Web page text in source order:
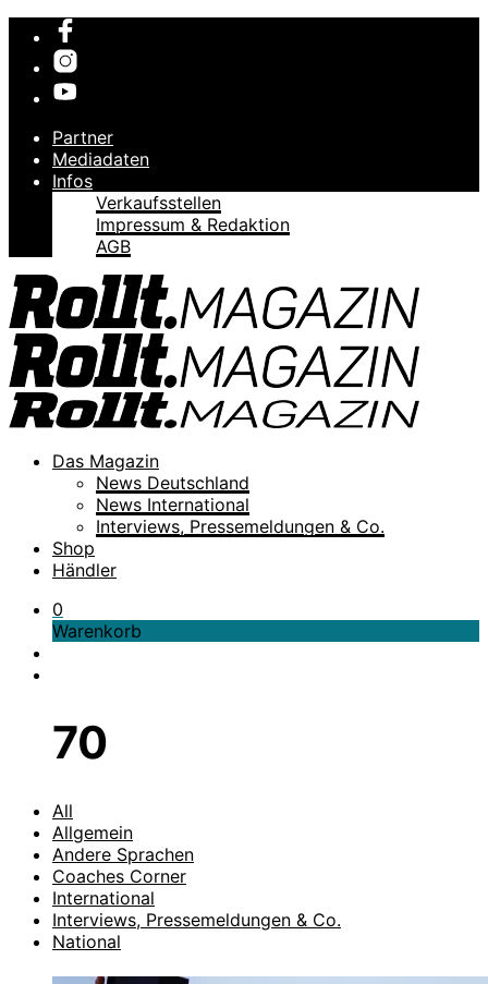
Partner
Mediadaten
Infos
Verkaufsstellen
Impressum & Redaktion
AGB
Das Magazin
News Deutschland
News International
Interviews, Pressemeldungen & Co.
Shop
Händler
0
Warenkorb
70
All
Allgemein
Andere Sprachen
Coaches Corner
International
Interviews, Pressemeldungen & Co.
National